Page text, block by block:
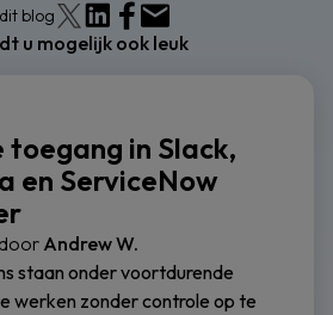
blog
u mogelijk ook leuk
toegang in Slack,
en ServiceNow
Andrew W.
staan onder voortdurende
werken zonder controle op te